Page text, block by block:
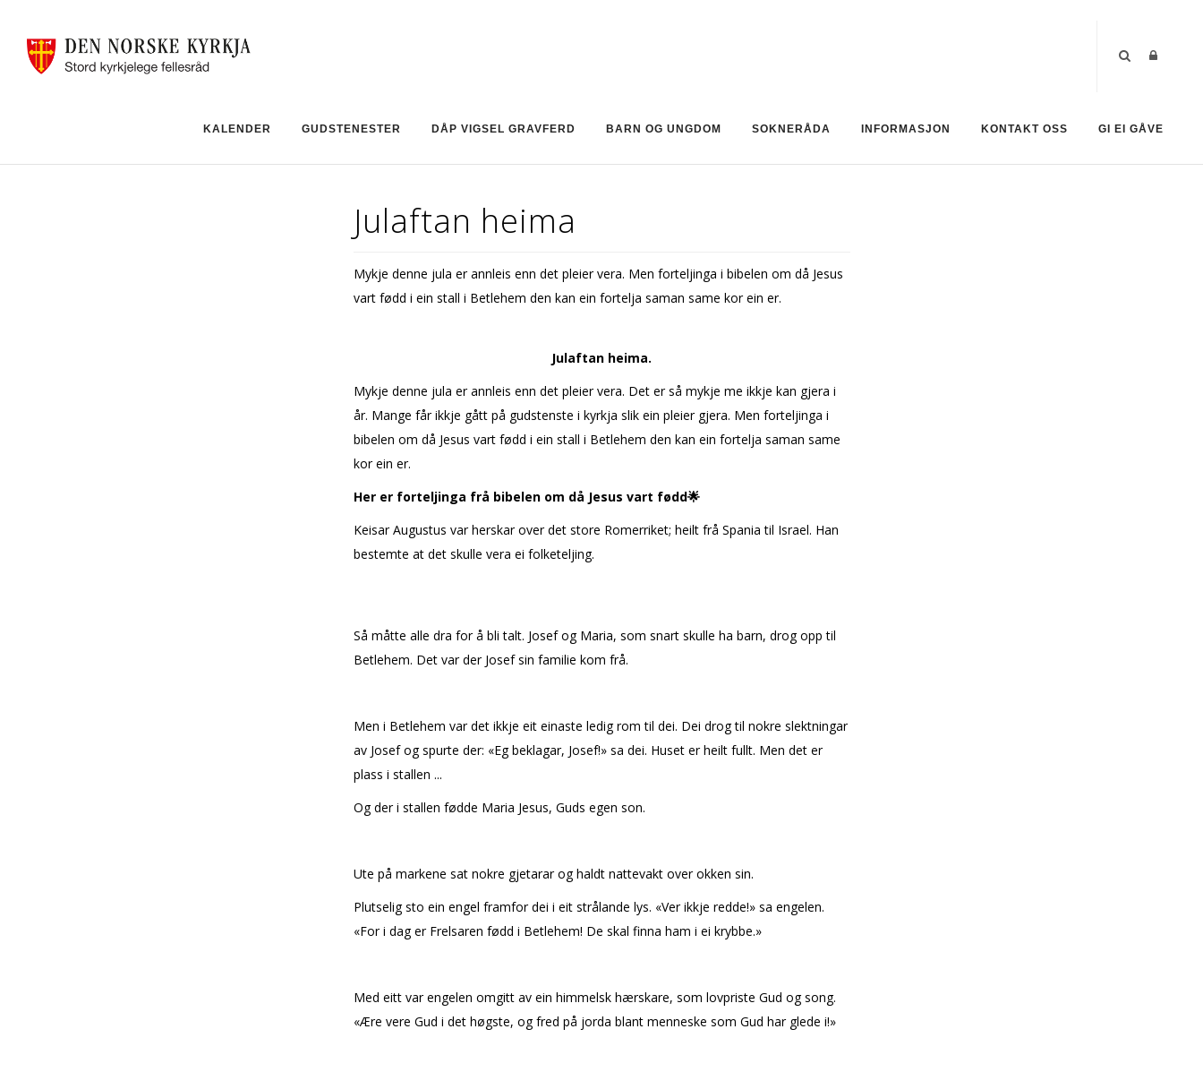
KALENDER GUDSTENESTER DÅP VIGSEL GRAVFERD BARN OG UNGDOM SOKNERÅDA INFORMASJON KONTAKT OSS GI EI GÅVE
Julaftan heima
Mykje denne jula er annleis enn det pleier vera. Men forteljinga i bibelen om då Jesus
vart fødd i ein stall i Betlehem den kan ein fortelja saman same kor ein er.
Julaftan heima.
Mykje denne jula er annleis enn det pleier vera. Det er så mykje me ikkje kan gjera i
år. Mange får ikkje gått på gudstenste i kyrkja slik ein pleier gjera. Men forteljinga i
bibelen om då Jesus vart fødd i ein stall i Betlehem den kan ein fortelja saman same
kor ein er.
Her er forteljinga frå bibelen om då Jesus vart fødd🌟
Keisar Augustus var herskar over det store Romerriket; heilt frå Spania til Israel. Han
bestemte at det skulle vera ei folketeljing.
Så måtte alle dra for å bli talt. Josef og Maria, som snart skulle ha barn, drog opp til
Betlehem. Det var der Josef sin familie kom frå.
Men i Betlehem var det ikkje eit einaste ledig rom til dei. Dei drog til nokre slektningar
av Josef og spurte der: «Eg beklagar, Josef!» sa dei. Huset er heilt fullt. Men det er
plass i stallen ...
Og der i stallen fødde Maria Jesus, Guds egen son.
Ute på markene sat nokre gjetarar og haldt nattevakt over flokken sin.
Plutselig sto ein engel framfor dei i eit strålande lys. «Ver ikkje redde!» sa engelen.
«For i dag er Frelsaren fødd i Betlehem! De skal finna ham i ei krybbe.»
Med eitt var engelen omgitt av ein himmelsk hærskare, som lovpriste Gud og song.
«Ære vere Gud i det høgste, og fred på jorda blant menneske som Gud har glede i!»